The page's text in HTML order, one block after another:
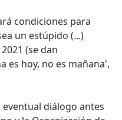
condiciones para
un estúpido (...)
(se dan
es hoy, no es mañana',
diálogo antes